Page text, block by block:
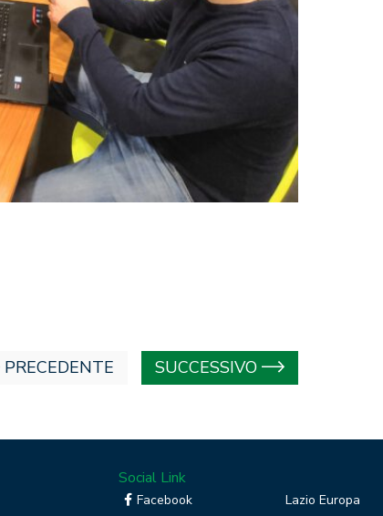
PRECEDENTE SUCCESSIVO
Social Link
Facebook
Lazio Europa